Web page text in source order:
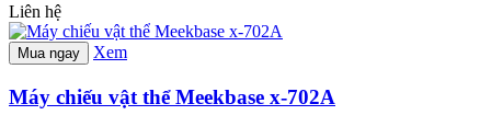
Liên hệ
Mua ngay Xem
Máy chiếu vật thể Meekbase x-702A